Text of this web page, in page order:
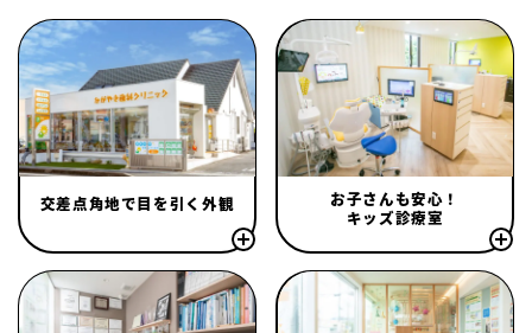
交差点角地で目を引く外観
お子さんも安心！
キッズ診療室